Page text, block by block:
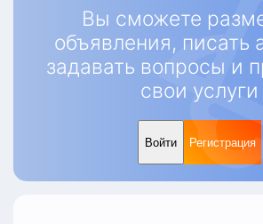
Вы сможете
объявления, писать
задавать вопросы и
свои услуги
Войти Регистрация